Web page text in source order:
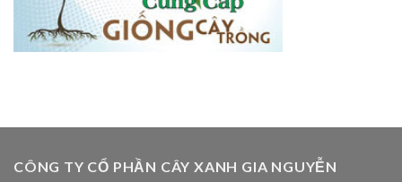
CÔNG TY CỔ PHẦN CÂY XANH GIA NGUYỄN